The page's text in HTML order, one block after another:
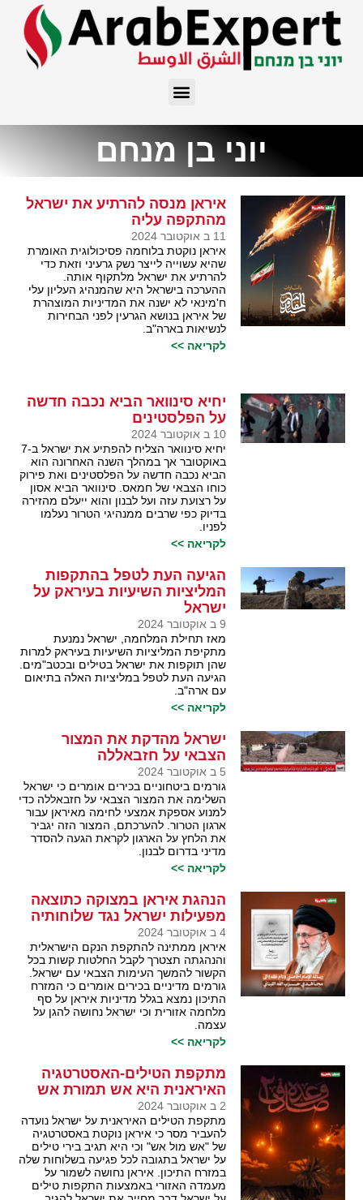
יוני בן מנחם
איראן מנסה להרתיע את ישראל
מהתקפה עליה
11 ב אוקטובר 2024
איראן נוקטת בלוחמה פסיכולוגית האומרת
שהיא עשוייה לייצר נשק גרעיני וזאת כדי
להרתיע את ישראל מלתקוף אותה.
ההערכה בישראל היא שהמנהיג העליון עלי
ח'מינאי לא ישנה את המדיניות המוצהרת
של איראן בנושא הגרעין לפני הבחירות
לנשיאות בארה"ב.
לקריאה >>
יחיא סינוואר הביא נכבה חדשה
על הפלסטינים
10 ב אוקטובר 2024
יחיא סינוואר הצליח להפתיע את ישראל ב-7
באוקטובר אך במהלך השנה האחרונה הוא
הביא נכבה חדשה על הפלסטינים ואת פירוק
כוחו הצבאי של חמאס. סינוואר הביא אסון
על רצועת עזה ועל לבנון והוא ייעלם מהזירה
בדיוק כפי שרבים ממנהיגי הטרור נעלמו
לפניו.
לקריאה >>
הגיעה העת לטפל בהתקפות
המליציות השיעיות בעיראק על
ישראל
9 ב אוקטובר 2024
מאז תחילת המלחמה, ישראל נמנעת
מתקיפת המליציות השיעיות בעיראק למרות
שהן תוקפות את ישראל בטילים ובכטב"מים.
הגיעה העת לטפל במליציות האלה בתיאום
עם ארה"ב.
לקריאה >>
ישראל מהדקת את המצור
הצבאי על חזבאללה
5 ב אוקטובר 2024
גורמים ביטחוניים בכירים אומרים כי ישראל
השלימה את המצור הצבאי על חזבאללה כדי
למנוע אספקת אמצעי לחימה מאיראן עבור
ארגון הטרור. להערכתם, המצור הזה יגביר
את הלחץ על הארגון לקראת הגעה להסדר
מדיני בדרום לבנון.
לקריאה >>
הנהגת איראן במצוקה כתוצאה
מפעילות ישראל נגד שלוחותיה
4 ב אוקטובר 2024
איראן ממתינה להתקפת הנקם הישראלית
והנהגתה תצטרך לקבל החלטות קשות בכל
הקשור להמשך העימות הצבאי עם ישראל.
גורמים מדיניים בכירים אומרים כי המזרח
התיכון נמצא בגלל מדיניות איראן על סף
מלחמה אזורית וכי ישראל נחושה להגן על
עצמה.
לקריאה >>
מתקפת הטילים-האסטרטגיה
האיראנית היא אש תמורת אש
2 ב אוקטובר 2024
מתקפת הטילים האיראנית על ישראל נועדה
להעביר מסר כי איראן נוקטת באסטרטגיה
של "אש מול אש" וכי היא תגיב בירי טילים
על ישראל בתגובה לכל פגיעה בשלוחות שלה
במזרח התיכון. איראן נחושה לשמור על
מעמדה האזורי באמצעות התקפות טילים